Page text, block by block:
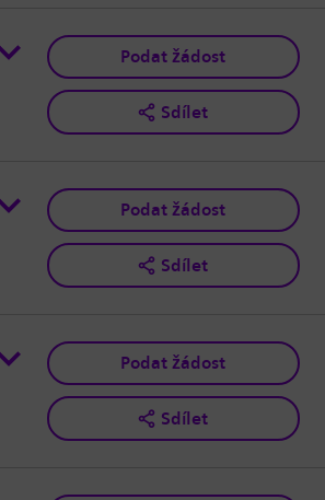
Podat žádost
Sdílet
Podat žádost
Sdílet
Podat žádost
Sdílet